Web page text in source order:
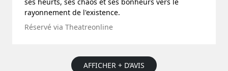
rayonnement de l'existence.
Réservé via Theatreonline
AFFICHER + D’AVIS